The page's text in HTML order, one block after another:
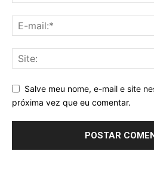
Salve meu nome, e-mail e site
próxima vez que eu comentar.